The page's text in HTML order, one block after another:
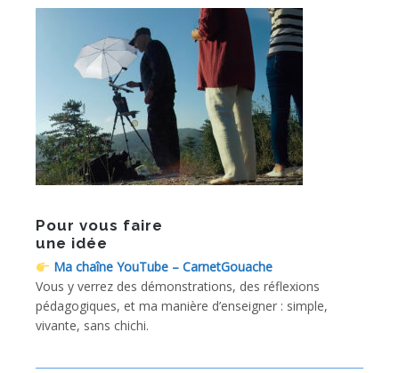
Pour vous faire
une idée
Ma chaîne YouTube – CarnetGouache
Vous y verrez des démonstrations, des réflexions
pédagogiques, et ma manière d’enseigner : simple,
vivante, sans chichi.